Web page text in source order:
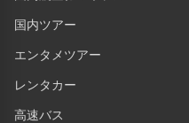
国内ツアー
エンタメツアー
レンタカー
高速バス